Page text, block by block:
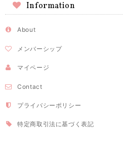
Information
About
メンバーシップ
マイページ
Contact
プライバシーポリシー
特定商取引法に基づく表記